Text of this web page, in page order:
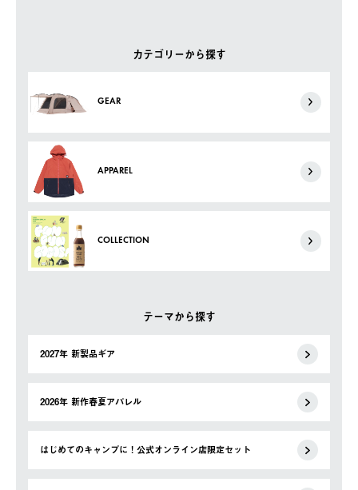
カテゴリーから探す
GEAR
APPAREL
COLLECTION
テーマから探す
2027年 新製品ギア
2026年 新作春夏アパレル
はじめてのキャンプに！公式オンライン店限定セット